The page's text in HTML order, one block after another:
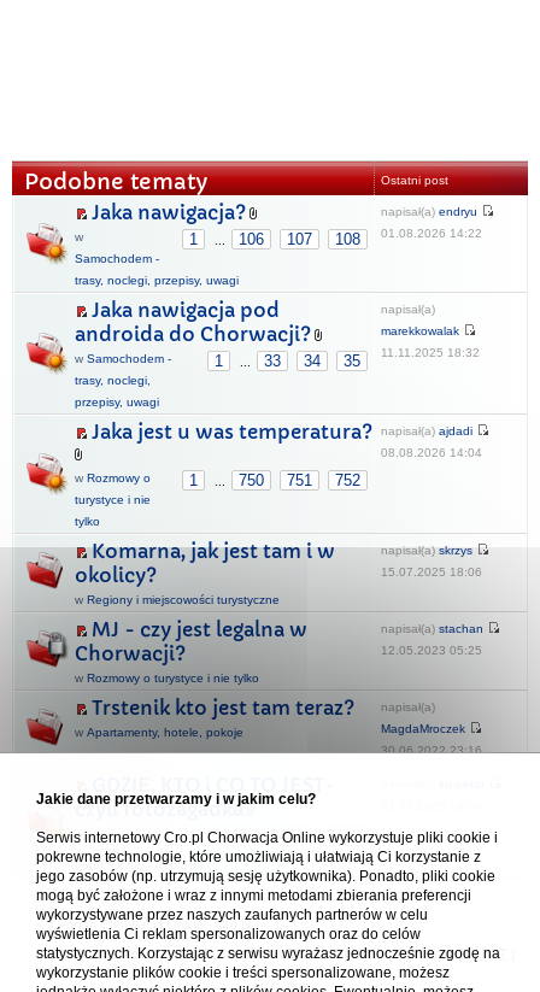
Podobne tematy Ostatni post
Jaka nawigacja?
1 106 107 108
w
Samochodem -
trasy, noclegi, przepisy, uwagi
napisał(a) endryu
01.08.2026 14:22
Jaka nawigacja pod
androida do Chorwacji?
1 33 34 35
w Samochodem -
trasy, noclegi,
przepisy, uwagi
napisał(a)
marekkowalak
11.11.2025 18:32
Jaka jest u was temperatura?
1 750 751 752
w Rozmowy o
turystyce i nie
tylko
napisał(a) ajdadi
08.08.2026 14:04
Komarna, jak jest tam i w
okolicy?
w Regiony i miejscowości turystyczne
napisał(a)skrzys
15.07.2025 18:06
MJ - czy jest legalna w
Chorwacji?
w Rozmowy o turystyce i nie tylko
napisał(a) stachan
12.05.2023 05:25
Trstenik kto jest tam teraz?
w Apartamenty, hotele, pokoje
napisał(a)
MagdaMroczek
30.06.2022 23:16
czyli fotozagadka
1 ... 2440 2441 2442
w
FotoCroClub - dyskusja
Forum Chorwacja Online - Cro.pl
Usuń ciasteczka• Strefa czasowa: UTC + 1 (Polska - czas zimowy) [ DST
Jakie dane przetwarzamy i w jakim celu?
Serwis internetowy Cro.pl Chorwacja Online wykorzystuje pliki cookie i
pokrewne technologie, które umożliwiają i ułatwiają Ci korzystanie z
jego zasobów (np. utrzymują sesję użytkownika). Ponadto, pliki cookie
mogą być założone i wraz z innymi metodami zbierania preferencji
wykorzystywane przez naszych zaufanych partnerów w celu
wyświetlenia Ci reklam spersonalizowanych oraz do celów
statystycznych. Korzystając z serwisu wyrażasz jednocześnie zgodę na
wykorzystanie plików cookie i treści spersonalizowane, możesz